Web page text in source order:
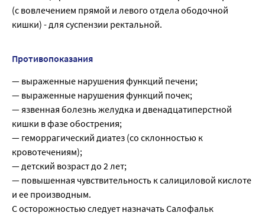
(с вовлечением прямой и левого отдела ободочной
кишки) - для суспензии ректальной.
Противопоказания
— выраженные нарушения функций печени;
— выраженные нарушения функций почек;
— язвенная болезнь желудка и двенадцатиперстной
кишки в фазе обострения;
— геморрагический диатез (со склонностью к
кровотечениям);
— детский возраст до 2 лет;
— повышенная чувствительность к салициловой кислоте
и ее производным.
С осторожностью следует назначать Салофальк